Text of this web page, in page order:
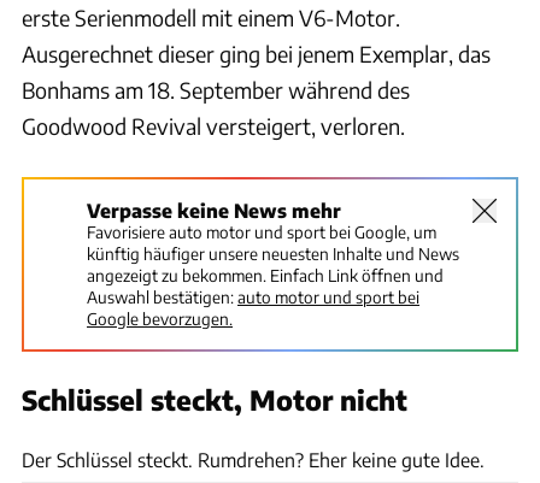
erste Serienmodell mit einem V6-Motor.
Ausgerechnet dieser ging bei jenem Exemplar, das
Bonhams am 18. September während des
Goodwood Revival versteigert, verloren.
Verpasse keine News mehr
Favorisiere auto motor und sport bei Google, um
künftig häufiger unsere neuesten Inhalte und News
angezeigt zu bekommen. Einfach Link öffnen und
Auswahl bestätigen:auto motor und sport bei
Google bevorzugen.
Schlüssel steckt, Motor nicht
Der Schlüssel steckt. Rumdrehen? Eher keine gute Idee.